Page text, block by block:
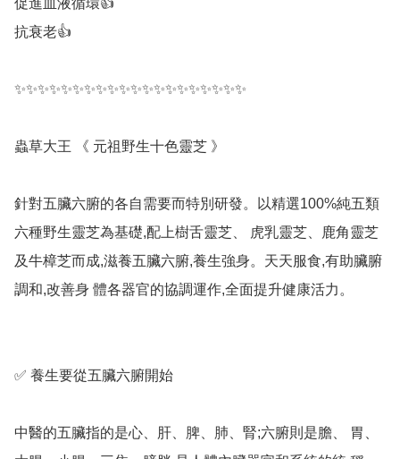
促進血液循環👍
抗衰老👍
✨✨✨✨✨✨✨✨✨✨✨✨✨✨✨✨✨✨✨✨
蟲草大王 《 元祖野生十色靈芝 》
針對五臟六腑的各自需要而特別研發。以精選100%純五類
六種野生靈芝為基礎,配上樹舌靈芝、 虎乳靈芝、鹿角靈芝
及牛樟芝而成,滋養五臟六腑,養生強身。天天服食,有助臟腑
調和,改善身 體各器官的協調運作,全面提升健康活力。
✅ 養生要從五臟六腑開始
中醫的五臟指的是心、肝、脾、肺、腎;六腑則是膽、 胃、